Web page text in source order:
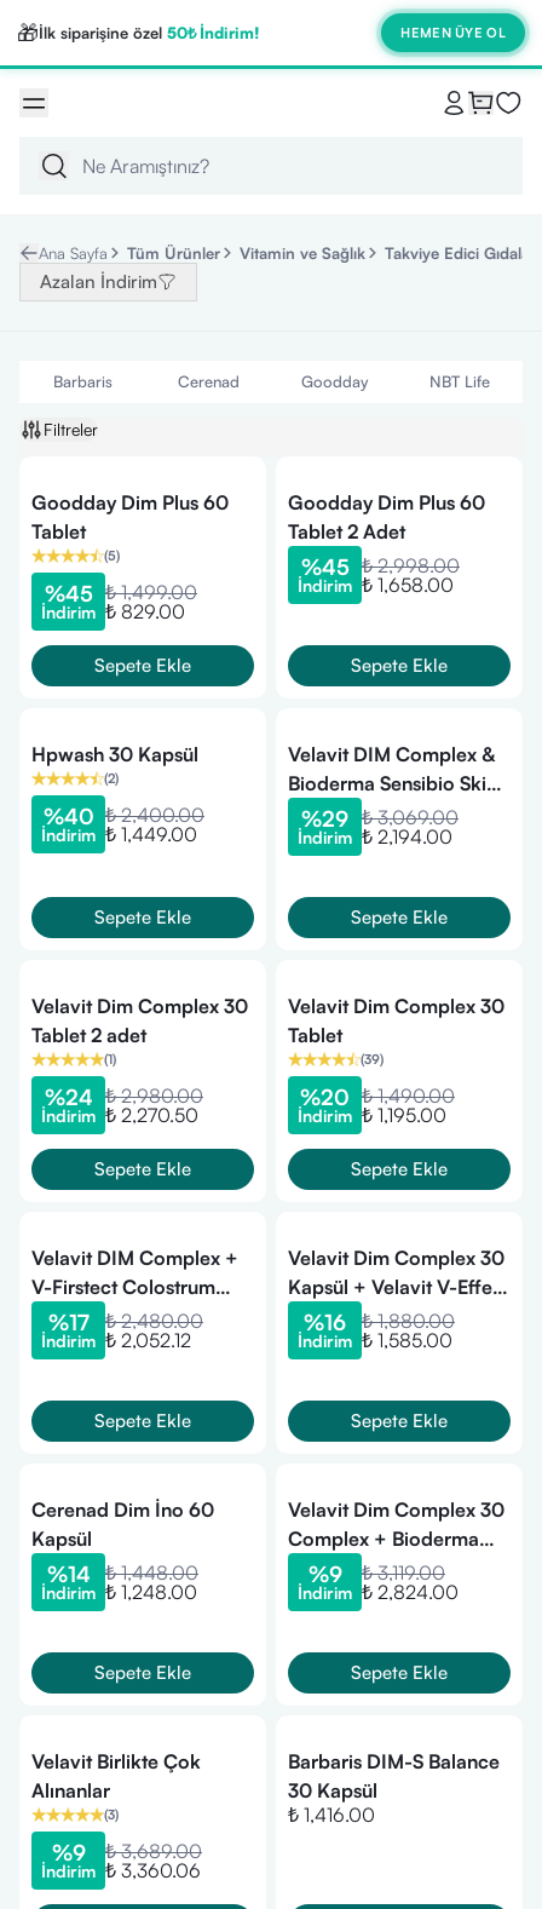
🎁İlk siparişine özel 50₺ İndirim! HEMEN ÜYE OL
Ana Sayfa Tüm Ürünler Vitamin ve Sağlık Takviye Edici Gıdalar
Azalan İndirim
Barbaris Cerenad Goodday NBT Life
Filtreler
Goodday Dim Plus 60
Tablet
(5)
%45
İndirim
₺ 1,499.00
₺ 829.00
Sepete Ekle
Goodday Dim Plus 60
Tablet 2 Adet
%45
İndirim
₺ 2,998.00
₺ 1,658.00
Sepete Ekle
Hpwash 30 Kapsül
(2)
%40
İndirim
₺ 2,400.00
₺ 1,449.00
Sepete Ekle
Velavit DIM Complex &
Bioderma Sensibio Skin
Balance Duo
%29
İndirim
₺ 3,069.00
₺ 2,194.00
Sepete Ekle
Velavit Dim Complex 30
Tablet 2 adet
(1)
%24
İndirim
₺ 2,980.00
₺ 2,270.50
Sepete Ekle
Velavit Dim Complex 30
Tablet
(39)
%20
İndirim
₺ 1,490.00
₺ 1,195.00
Sepete Ekle
Velavit DIM Complex +
V-Firstect Colostrum
Kapsül Takviye Seti
%17
İndirim
₺ 2,480.00
₺ 2,052.12
Sepete Ekle
Velavit Dim Complex 30
Kapsül + Velavit V-Effer
D3 with L-Cysteine 20
Efervesan Tablet
%16
İndirim
₺ 1,880.00
₺ 1,585.00
Sepete Ekle
Cerenad Dim İno 60
Kapsül
%14
İndirim
₺ 1,448.00
₺ 1,248.00
Sepete Ekle
Velavit Dim Complex 30
Complex + Bioderma
Atoderm Krem Ultra
500 ml
%9
İndirim
₺ 3,119.00
₺ 2,824.00
Sepete Ekle
Velavit Birlikte Çok
Alınanlar
(3)
%9
İndirim
₺ 3,689.00
₺ 3,360.06
Barbaris DIM-S Balance
30 Kapsül
₺ 1,416.00